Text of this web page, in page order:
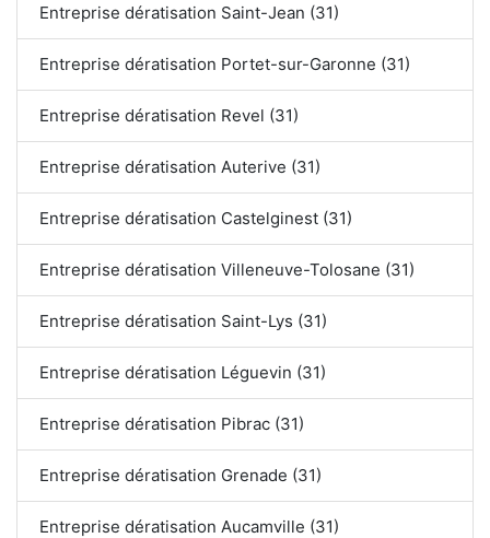
Entreprise dératisation Saint-Jean (31)
Entreprise dératisation Portet-sur-Garonne (31)
Entreprise dératisation Revel (31)
Entreprise dératisation Auterive (31)
Entreprise dératisation Castelginest (31)
Entreprise dératisation Villeneuve-Tolosane (31)
Entreprise dératisation Saint-Lys (31)
Entreprise dératisation Léguevin (31)
Entreprise dératisation Pibrac (31)
Entreprise dératisation Grenade (31)
Entreprise dératisation Aucamville (31)